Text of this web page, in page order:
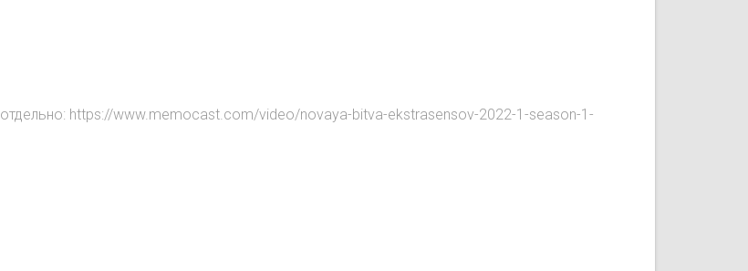
https://www.memocast.com/video/novaya-bitva-ekstrasensov-2022-1-season-1-